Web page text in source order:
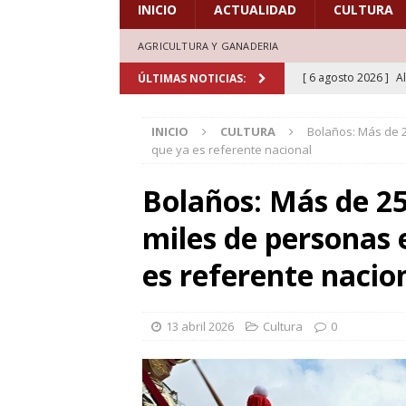
INICIO ACTUALIDAD CULTURA
AGRICULTURA Y GANADERIA
ÚLTIMAS NOTICIAS: [ 6 agosto 2026 ]
[ 5 agosto 2026 ]
DEPORTES
[ 5 agosto 2026 ]
deporte el verano
marcada por la
de honor en el
INICIO CULTURA
Bolaños: Más de
que ya es referente nacional
Bolaños: Más de
miles de personas
es referente
13 abril 2026 Cultura 0